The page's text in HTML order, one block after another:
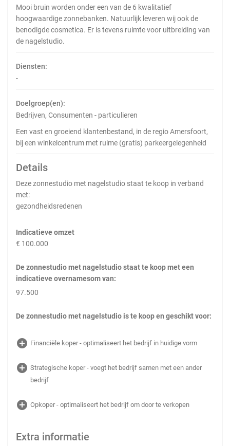
Mooi bruin worden onder een van de 6 kwalitatief
hoogwaardige zonnebanken. Natuurlijk leveren wij ook de
benodigde cosmetica. Er is tevens ruimte voor uitbreiding van
de nagelstudio.
Diensten:
-
Doelgroep(en):
Bedrijven, Consumenten - particulieren
Een vast en groeiend klantenbestand, in de regio Amersfoort,
bij een winkelcentrum met ruime (gratis) parkeergelegenheid
Details
Deze zonnestudio met nagelstudio staat te koop in verband
met:
gezondheidsredenen
Indicatieve omzet
€ 100.000
De zonnestudio met nagelstudio staat te koop met een
indicatieve overnamesom van:
97.500
De zonnestudio met nagelstudio is te koop en geschikt voor:
add_circle Financiële koper - optimaliseert het bedrijf in huidige vorm
add_circle Strategische koper - voegt het bedrijf samen met een ander
bedrijf
add_circle Opkoper - optimaliseert het bedrijf om door te verkopen
Extra informatie